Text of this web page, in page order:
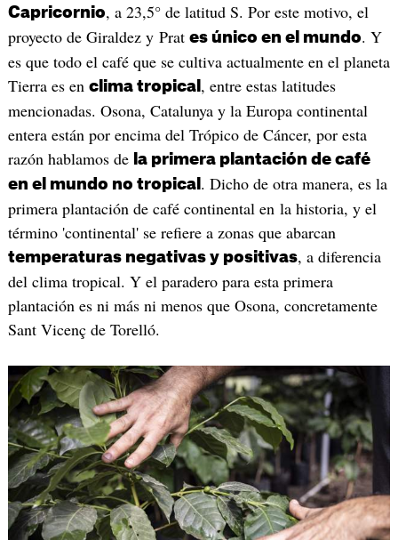
Capricornio, a 23,5° de latitud S. Por este motivo, el
proyecto de Giraldez y Prat es único en el mundo. Y
es que todo el café que se cultiva actualmente en el planeta
Tierra es en clima tropical , entre estas latitudes
mencionadas. Osona, Catalunya y la Europa continental
entera están por encima del Trópico de Cáncer, por esta
razón hablamos de la primera plantación de café
en el mundo no tropical . Dicho de otra manera, es la
primera plantación de café continental en la historia, y el
término 'continental' se refiere a zonas que abarcan
temperaturas negativas y positivas, a diferencia
del clima tropical. Y el paradero para esta primera
plantación es ni más ni menos que Osona, concretamente
Sant Vicenç de Torelló.